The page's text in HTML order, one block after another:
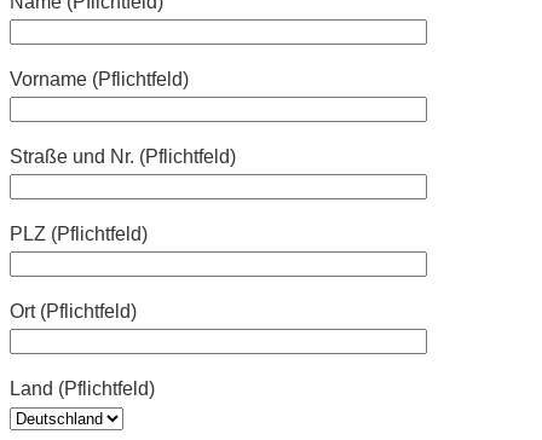
Vorname (Pflichtfeld)
Straße und Nr. (Pflichtfeld)
PLZ (Pflichtfeld)
Ort (Pflichtfeld)
Land (Pflichtfeld)